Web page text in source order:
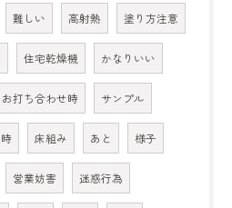
難しい 高射熱 塗り方注意
住宅乾燥機 かなりいい
お打ち合わせ時 サンプル
床組み あと 様子
営業妨害 迷惑行為